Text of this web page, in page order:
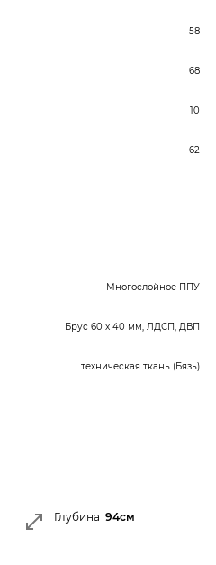
58
68
10
62
Многослойное ППУ
Брус 60 x 40 мм, ЛДСП, ДВП
техническая ткань (Бязь)
Глубина 94см